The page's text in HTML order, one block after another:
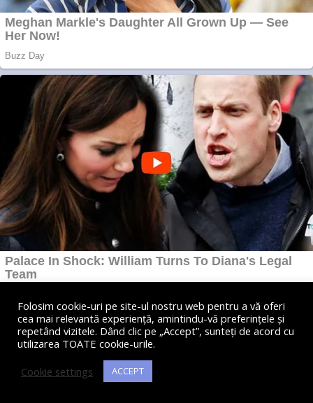
Folosim cookie-uri pe site-ul nostru web pentru a vă oferi
cea mai relevantă experiență, amintindu-vă preferințele și
repetând vizitele. Dând clic pe „Accept”, sunteți de acord cu
utilizarea TOATE cookie-urile.
Cookie settings
ACCEPT